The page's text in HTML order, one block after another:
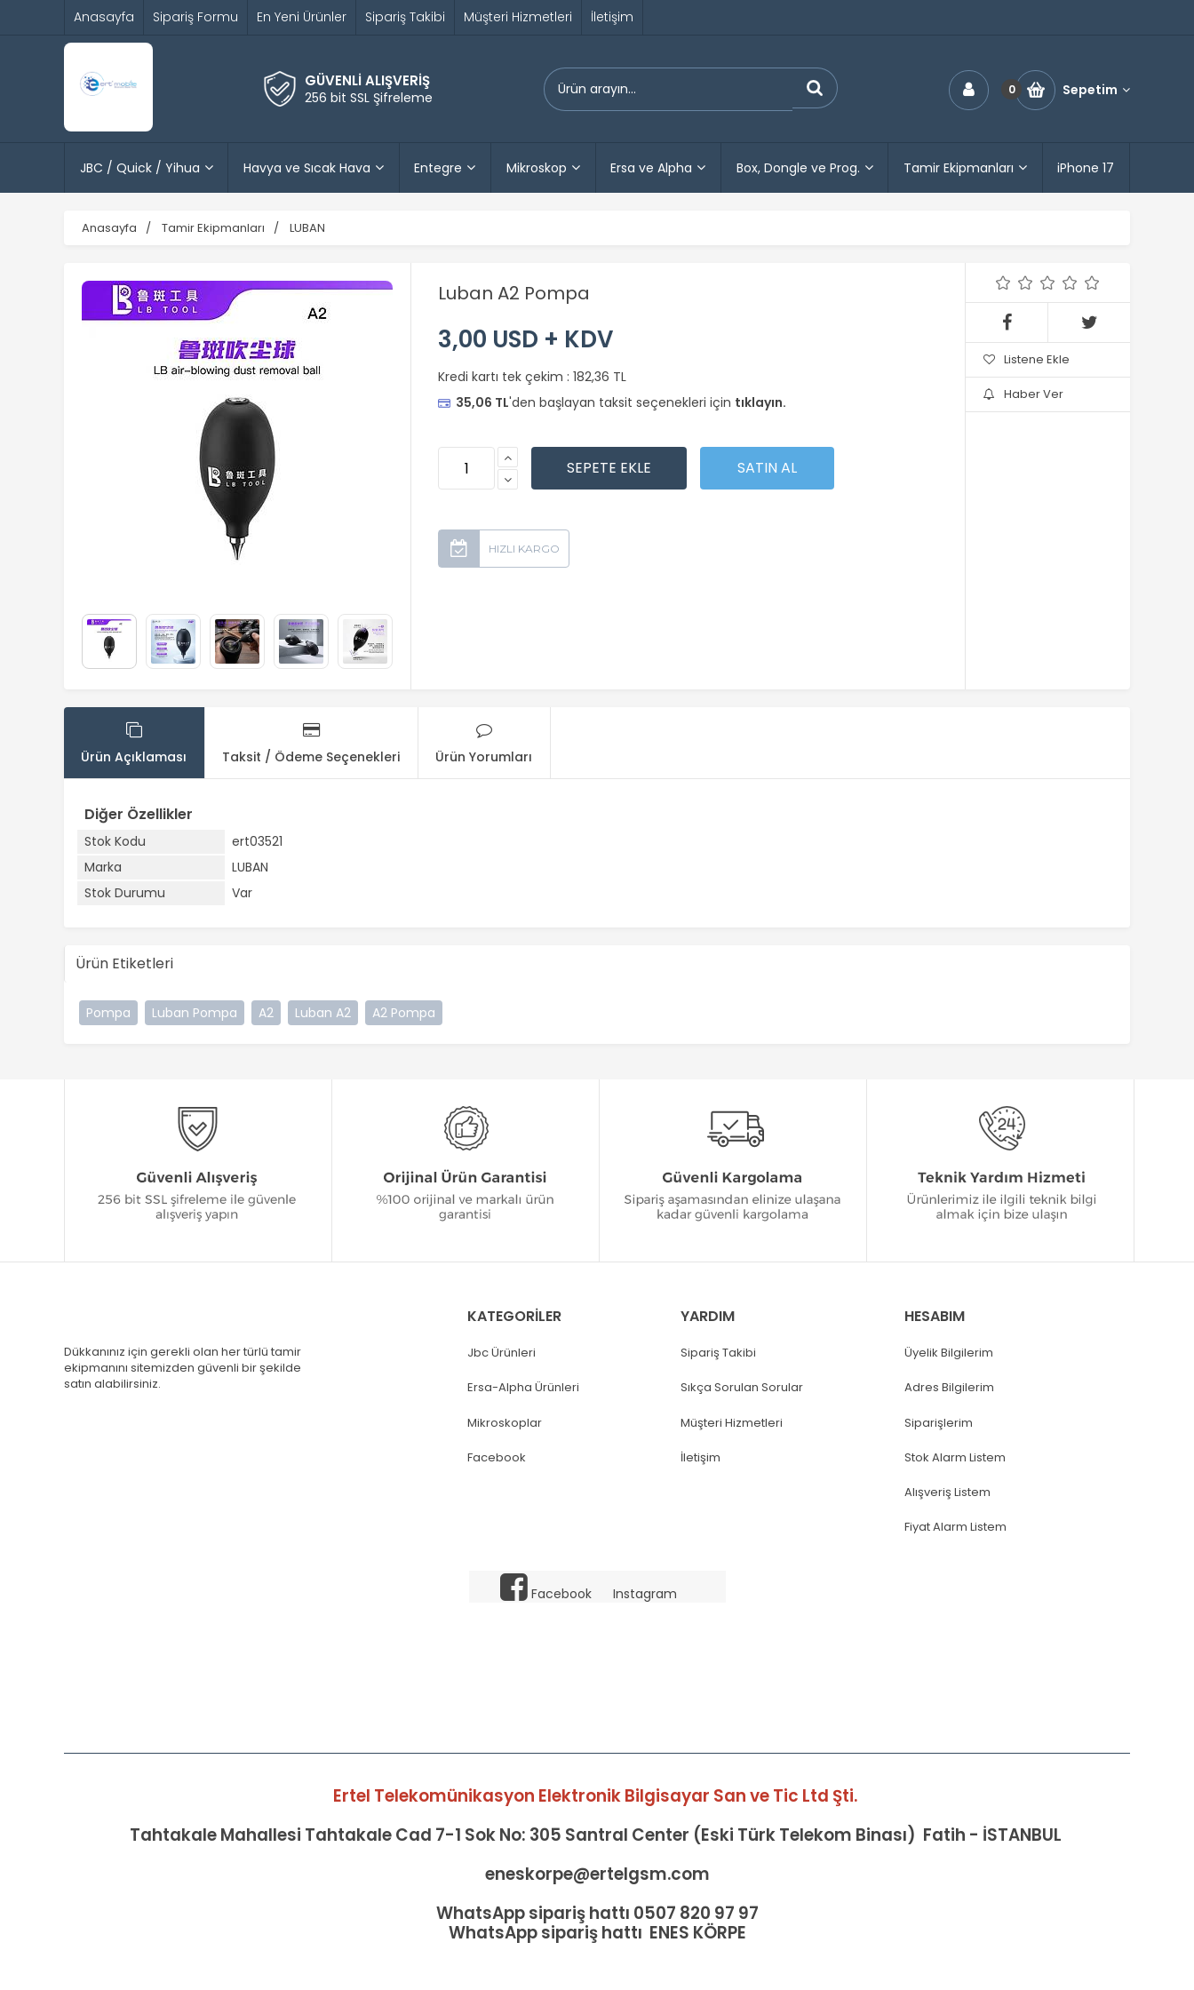
Anasayfa Sipariş Formu En Yeni Ürünler Sipariş Takibi Müşteri Hizmetleri İletişim
GÜVENLİ ALIŞVERİŞ
256 bit SSL Şifreleme 0 Sepetim
JBC / Quick / Yihua Havya ve Sıcak Hava Entegre Mikroskop Ersa ve Alpha Box, Dongle ve Prog. Tamir Ekipmanları iPhone 17
Anasayfa Tamir Ekipmanları LUBAN
Luban A2 Pompa
3,00 USD + KDV
Kredi kartı tek çekim : 182,36 TL
35,06 TL'den başlayan taksit seçenekleri için tıklayın.
Listene Ekle
Haber Ver
Ürün Açıklaması Taksit / Ödeme Seçenekleri Ürün Yorumları
Diğer Özellikler
Stok Kodu
ert03521
Marka
LUBAN
Stok Durumu
Var
Ürün Etiketleri
Pompa Luban Pompa A2 Luban A2 A2 Pompa
Dükkanınız için gerekli olan her türlü tamir
ekipmanını sitemizden güvenli bir şekilde
satın alabilirsiniz.
KATEGORİLER
Jbc Ürünleri
Ersa-Alpha Ürünleri
Mikroskoplar
Facebook
YARDIM
Sipariş Takibi
Sıkça Sorulan Sorular
Müşteri Hizmetleri
İletişim
HESABIM
Üyelik Bilgilerim
Adres Bilgilerim
Siparişlerim
Stok Alarm Listem
Alışveriş Listem
Fiyat Alarm Listem
Facebook Instagram
Ertel Telekomünikasyon Elektronik Bilgisayar San ve Tic Ltd Şti.
Tahtakale Mahallesi Tahtakale Cad 7-1 Sok No: 305 Santral Center (Eski Türk Telekom Binası) Fatih - İSTANBUL
eneskorpe@ertelgsm.com
WhatsApp sipariş hattı 0507 820 97 97
WhatsApp sipariş hattı ENES KÖRPE